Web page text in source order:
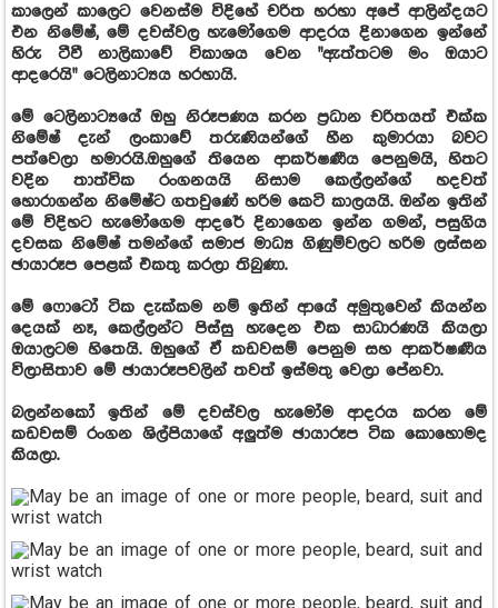
කාලෙන් කාලෙට වෙනස්ම විදිහේ චරිත හරහා අපේ ආලින්දයට
එන නිමේෂ්, මේ දවස්වල හැමෝගෙම ආදරය දිනාගෙන ඉන්නේ
හිරු ටීවී නාලිකාවේ විකාශය වෙන "ඇත්තටම මං ඔයාට
ආදරෙයි" ටෙලිනාට්‍යය හරහායි.
මේ ටෙලිනාට්‍යයේ ඔහු නිරූපණය කරන ප්‍රධාන චරිතයත් එක්ක
නිමේෂ් දැන් ලංකාවේ තරුණියන්ගේ හීන කුමාරයා බවට
පත්වෙලා හමාරයි.ඔහුගේ තියෙන ආකර්ෂණීය පෙනුමයි, හිතට
වදින තාත්වික රංගනයයි නිසාම කෙල්ලන්ගේ හදවත්
හොරාගන්න නිමේෂ්ට ගතවුණේ හරිම කෙටි කාලයයි. ඔන්න ඉතින්
මේ විදිහට හැමෝගෙම ආදරේ දිනාගෙන ඉන්න ගමන්, පසුගිය
දවසක නිමේෂ් තමන්ගේ සමාජ මාධ්‍ය ගිණුම්වලට හරිම ලස්සන
ඡායාරූප පෙළක් එකතු කරලා තිබුණා.
මේ ෆොටෝ ටික දැක්කම නම් ඉතින් ආයේ අමුතුවෙන් කියන්න
දෙයක් නෑ, කෙල්ලන්ට පිස්සු හැදෙන එක සාධාරණයි කියලා
ඔයාලටම හිතෙයි. ඔහුගේ ඒ කඩවසම් පෙනුම සහ ආකර්ෂණීය
විලාසිතාව මේ ඡායාරූපවලින් තවත් ඉස්මතු වෙලා පේනවා.
බලන්නකෝ ඉතින් මේ දවස්වල හැමෝම ආදරය කරන මේ
කඩවසම් රංගන ශිල්පියාගේ අලුත්ම ඡායාරූප ටික කොහොමද
කියලා.